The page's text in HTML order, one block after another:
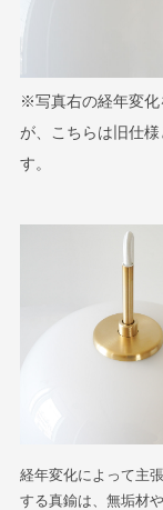
※写真右の経年変化
が、こちらは旧仕
す。
経年変化によって主
する真鍮は、無垢材